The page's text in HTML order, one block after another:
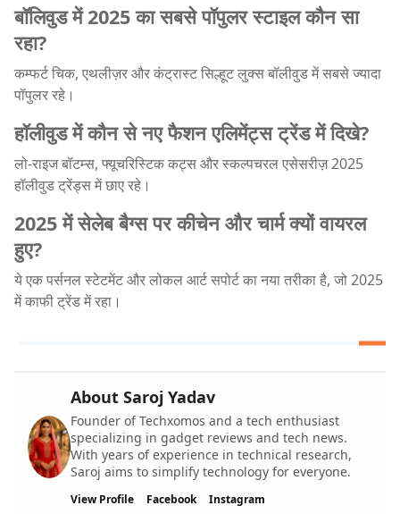
बॉलिवुड में 2025 का सबसे पॉपुलर स्टाइल कौन सा
रहा?
कम्फर्ट चिक, एथलीज़र और कंट्रास्ट सिल्हूट लुक्स बॉलीवुड में सबसे ज्यादा
पॉपुलर रहे।
हॉलीवुड में कौन से नए फैशन एलिमेंट्स ट्रेंड में दिखे?
लो-राइज बॉटम्स, फ्यूचरिस्टिक कट्स और स्कल्पचरल एसेसरीज़ 2025
हॉलीवुड ट्रेंड्स में छाए रहे।
2025 में सेलेब बैग्स पर कीचेन और चार्म क्यों वायरल
हुए?
ये एक पर्सनल स्टेटमेंट और लोकल आर्ट सपोर्ट का नया तरीका है, जो 2025
में काफी ट्रेंड में रहा।
About Saroj Yadav
Founder of Techxomos and a tech enthusiast
specializing in gadget reviews and tech news.
With years of experience in technical research,
Saroj aims to simplify technology for everyone.
View Profile Facebook Instagram